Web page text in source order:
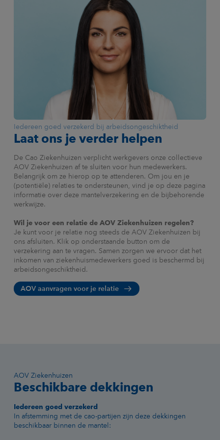
Iedereen goed verzekerd bij arbeidsongeschiktheid
Laat ons je verder helpen
De Cao Ziekenhuizen verplicht werkgevers onze collectieve
AOV Ziekenhuizen af te sluiten voor hun medewerkers.
Belangrijk om ze hierop op te attenderen. Om jou en je
(potentiële) relaties te ondersteunen, vind je op deze pagina
informatie over deze mantelverzekering en de bijbehorende
werkwijze.
Wil je voor een relatie de AOV Ziekenhuizen regelen?
Je kunt voor je relatie nog steeds de AOV Ziekenhuizen bij
ons afsluiten. Klik op onderstaande button om de
verzekering aan te vragen. Samen zorgen we ervoor dat het
inkomen van ziekenhuismedewerkers goed is beschermd bij
arbeidsongeschiktheid.
AOV aanvragen voor je relatie
AOV Ziekenhuizen
Beschikbare dekkingen
Iedereen goed verzekerd
In afstemming met de cao-partijen zijn deze dekkingen
beschikbaar binnen de mantel: